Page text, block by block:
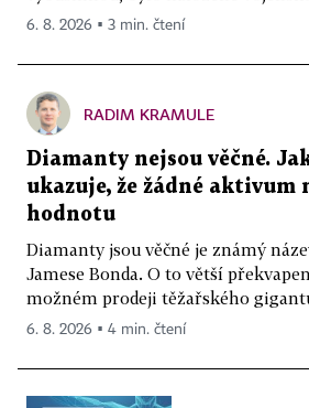
6. 8. 2026 ▪ 3 min. čtení
RADIM KRAMULE
Diamanty nejsou věčné.
ukazuje, že žádné aktivum
hodnotu
Diamanty jsou věčné je známý
Jamese Bonda. O to větší
možném prodeji těžařského
6. 8. 2026 ▪ 4 min. čtení